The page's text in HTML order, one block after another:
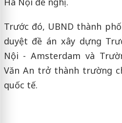
Trước đó, UBND thành
duyệt đề án xây dựng
Nội - Amsterdam và
Văn An trở thành trường
quốc tế.